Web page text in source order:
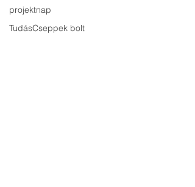
projektnap
TudásCseppek bolt